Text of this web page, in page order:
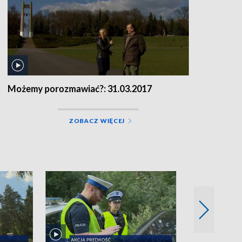
Możemy porozmawiać?: 31.03.2017
ZOBACZ WIĘCEJ